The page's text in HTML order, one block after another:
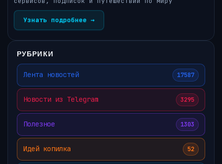
Узнать подробнее →
РУБРИКИ
Лента новостей 17587
Новости из Telegram 3295
Полезное 1303
Идей копилка 52